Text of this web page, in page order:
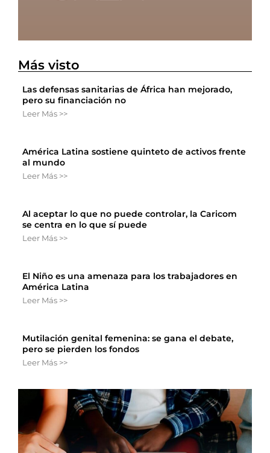
Más visto
Las defensas sanitarias de África han mejorado,
pero su financiación no
Leer Más >>
América Latina sostiene quinteto de activos frente
al mundo
Leer Más >>
Al aceptar lo que no puede controlar, la Caricom
se centra en lo que sí puede
Leer Más >>
El Niño es una amenaza para los trabajadores en
América Latina
Leer Más >>
Mutilación genital femenina: se gana el debate,
pero se pierden los fondos
Leer Más >>